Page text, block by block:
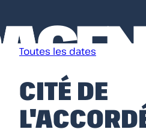
Toutes les dates
CITÉ DE